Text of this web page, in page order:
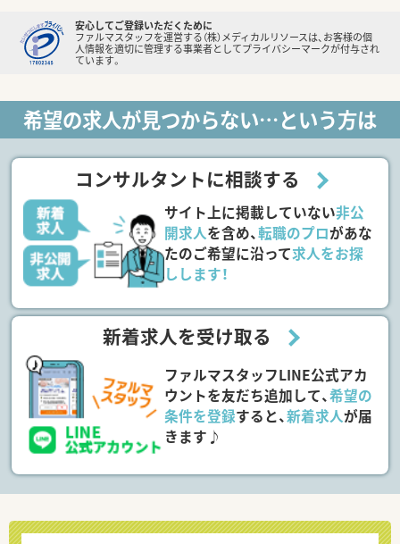
安心してご登録いただくために
ファルマスタッフを運営する（株）メディカルリソースは、お客様の個
人情報を適切に管理する事業者としてプライバシーマークが付与され
ています。
希望の求人が見つからない…という方は
コンサルタントに相談する
サイト上に掲載していない非公
開求人を含め、転職のプロがあな
たのご希望に沿って求人をお探
しします！
新着求人を受け取る
ファルマスタッフLINE公式アカ
ウントを友だち追加して、希望の
条件を登録すると、新着求人が届
きます♪